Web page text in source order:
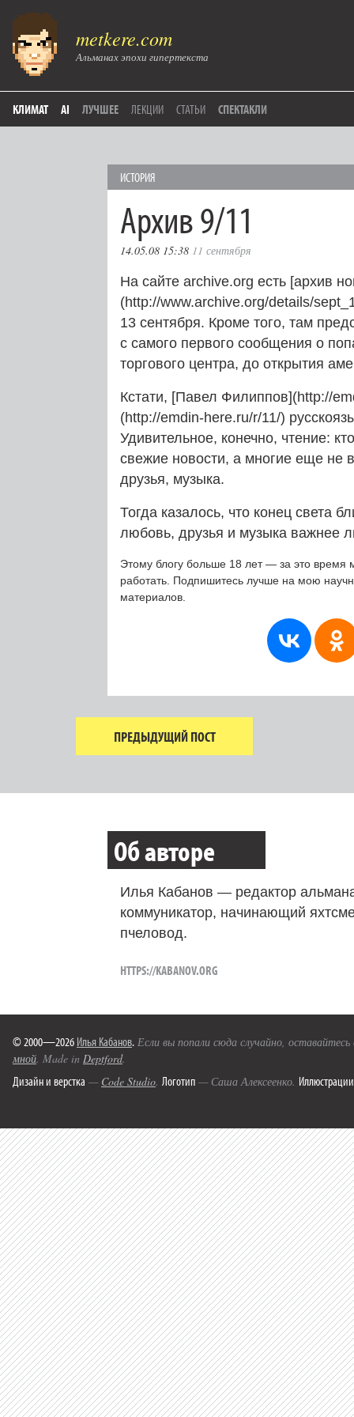
metkere.com
Альманах эпохи гипертекста
КЛИМАТ AI ЛУЧШЕЕ ЛЕКЦИИ СТАТЬИ СПЕКТАКЛИ
ИСТОРИЯ
Архив 9/11
14.05.08 15:38 11 сентября
На сайте archive.org есть [архив
(http://www.archive.org/details/
13 сентября. Кроме того, там
с самого первого сообщения о
торгового центра, до открытия
Кстати, [Павел Филиппов](http://
(http://emdin-here.ru/r/11/)
Удивительное, конечно, чтение:
свежие новости, а многие еще не
друзья, музыка.
Тогда казалось, что конец света
любовь, друзья и музыка важнее
Этому блогу больше 18 лет — за это время
работать. Подпишитесь лучше на мою
материалов.
ПРЕДЫДУЩИЙ ПОСТ
Об авторе
Илья Кабанов — редактор
коммуникатор, начинающий
пчеловод.
HTTPS://KABANOV.ORG
© 2000—2026 Илья Кабанов. Если вы попали сюда случайно,
мной. Made in Deptford.
Дизайн и верстка — Code Studio. Логотип — Саша Алексеенко. Иллюстрации